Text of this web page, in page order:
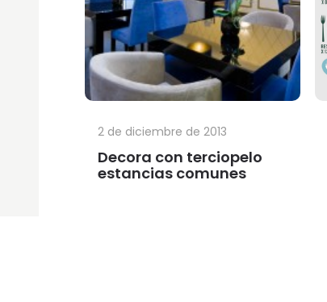
Decora con terciopelo
estancias comunes
2 de diciembre de 2013